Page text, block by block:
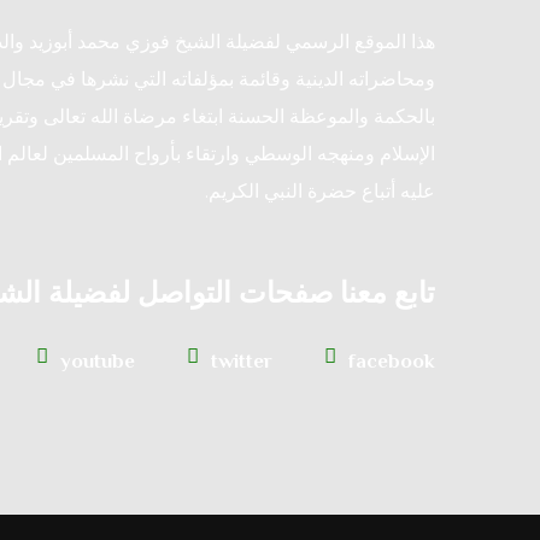
هذا الموقع الرسمي لفضيلة الشيخ فوزي محمد أبوزيد
ومحاضراته الدينية وقائمة بمؤلفاته التي نشرها في مجال
بالحكمة والموعظة الحسنة ابتغاء مرضاة الله تعالى
الإسلام ومنهجه الوسطي وارتقاء بأرواح المسلمين لعالم
عليه أتباع حضرة النبي الكريم.
تابع معنا صفحات التواصل لفضيلة
facebook
twitter
youtube